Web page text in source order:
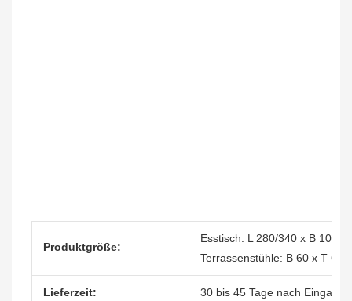
Produktgröße:
Esstisch: L 280/340 x B 100 x
Terrassenstühle: B 60 x T 64
Lieferzeit: 30 bis 45 Tage nach Eingang